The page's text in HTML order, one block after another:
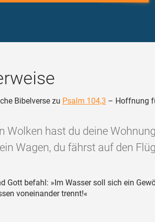
Bibelverse zu Psalm 104,3 – Hoffnung
Wolken hast du deine
Wagen, du fährst auf den
Gott befahl: »Im Wasser soll sich ein
voneinander trennt!«